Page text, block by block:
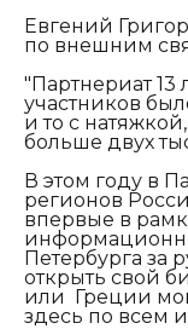
Евгений
по внешним
"Партнериат 13
участников
и то с
больше двух
В этом году в
регионов
впервые в
Петербурга за
открыть свой
или Греции
здесь по всем